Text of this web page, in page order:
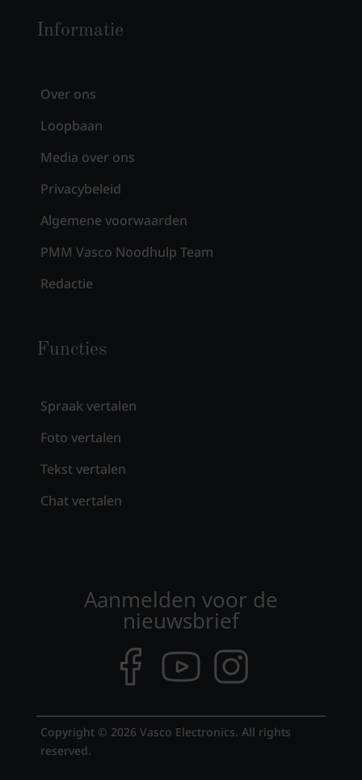
Informatie
Over ons
Loopbaan
Media over ons
Privacybeleid
Algemene voorwaarden
PMM Vasco Noodhulp Team
Redactie
Functies
Spraak vertalen
Foto vertalen
Tekst vertalen
Chat vertalen
Aanmelden voor de
nieuwsbrief
Copyright © 2026 Vasco Electronics. All rights
reserved.